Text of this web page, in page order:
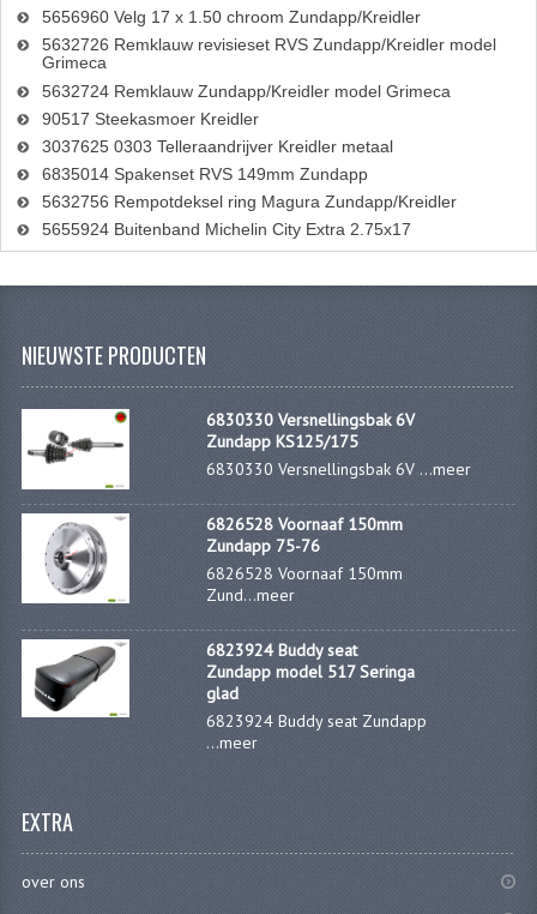
5656960 Velg 17 x 1.50 chroom Zundapp/Kreidler
5632726 Remklauw revisieset RVS Zundapp/Kreidler model
Grimeca
5632724 Remklauw Zundapp/Kreidler model Grimeca
90517 Steekasmoer Kreidler
3037625 0303 Telleraandrijver Kreidler metaal
6835014 Spakenset RVS 149mm Zundapp
5632756 Rempotdeksel ring Magura Zundapp/Kreidler
5655924 Buitenband Michelin City Extra 2.75x17
NIEUWSTE PRODUCTEN
6830330 Versnellingsbak 6V
Zundapp KS125/175
6830330 Versnellingsbak 6V ...meer
6826528 Voornaaf 150mm
Zundapp 75-76
6826528 Voornaaf 150mm
Zund...meer
6823924 Buddy seat
Zundapp model 517 Seringa
glad
6823924 Buddy seat Zundapp
...meer
EXTRA
over ons